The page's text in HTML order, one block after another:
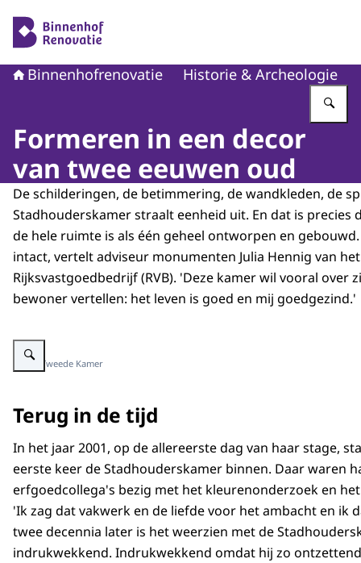
Binnenhofrenovatie Historie & Archeologie
Formeren in een decor
van twee eeuwen oud
De schilderingen, de betimmering, de wandkleden, de
Stadhouderskamer straalt eenheid uit. En dat is precies
de hele ruimte is als één geheel ontworpen en
intact, vertelt adviseur monumenten Julia Hennig van het
Rijksvastgoedbedrijf (RVB). 'Deze kamer wil vooral over
bewoner vertellen: het leven is goed en mij goedgezind.'
Vergroot afbeelding De Stadhouderskamer in de Tweede Kamer
Beeld: Tweede Kamer
Terug in de tijd
In het jaar 2001, op de allereerste dag van haar stage,
eerste keer de Stadhouderskamer binnen. Daar waren
erfgoedcollega's bezig met het kleurenonderzoek en
'Ik zag dat vakwerk en de liefde voor het ambacht en ik
twee decennia later is het weerzien met de
indrukwekkend. Indrukwekkend omdat hij zo